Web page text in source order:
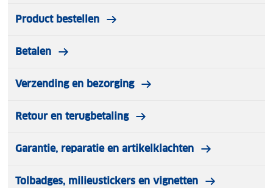
Product bestellen
Betalen
Verzending en bezorging
Retour en terugbetaling
Garantie, reparatie en artikelklachten
Tolbadges, milieustickers en vignetten